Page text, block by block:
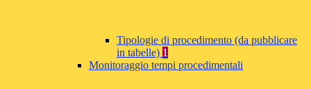
Tipologie di procedimento (da pubblicare
in tabelle) 1
Monitoraggio tempi procedimentali